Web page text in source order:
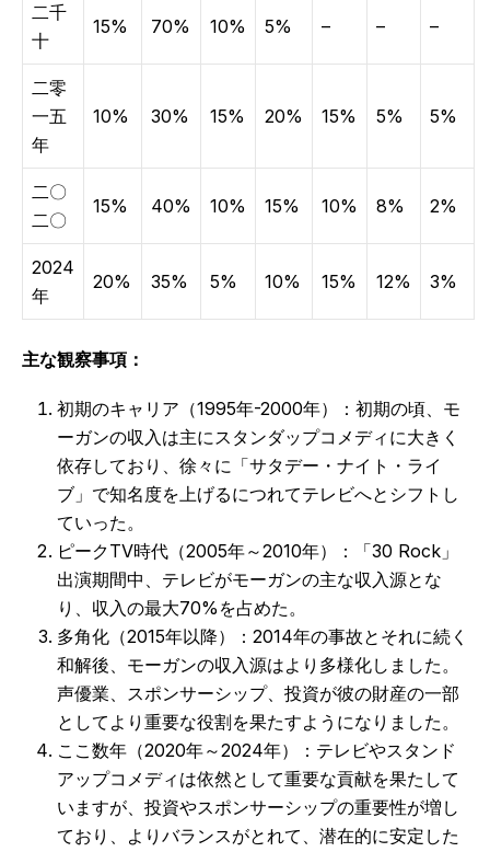
二千
十
15% 70% 10% 5% – – –
二零
一五
年
10% 30% 15% 20% 15% 5% 5%
二〇
二〇
15% 40% 10% 15% 10% 8% 2%
2024
年
20% 35% 5% 10% 15% 12% 3%
主な観察事項：
初期のキャリア（1995年-2000年）：初期の頃、モ
ーガンの収入は主にスタンダップコメディに大きく
依存しており、徐々に「サタデー・ナイト・ライ
ブ」で知名度を上げるにつれてテレビへとシフトし
ていった。
ピークTV時代（2005年～2010年）：「30 Rock」
出演期間中、テレビがモーガンの主な収入源とな
り、収入の最大70%を占めた。
多角化（2015年以降）：2014年の事故とそれに続く
和解後、モーガンの収入源はより多様化しました。
声優業、スポンサーシップ、投資が彼の財産の一部
としてより重要な役割を果たすようになりました。
ここ数年（2020年～2024年）：テレビやスタンド
アップコメディは依然として重要な貢献を果たして
いますが、投資やスポンサーシップの重要性が増し
ており、よりバランスがとれて、潜在的に安定した